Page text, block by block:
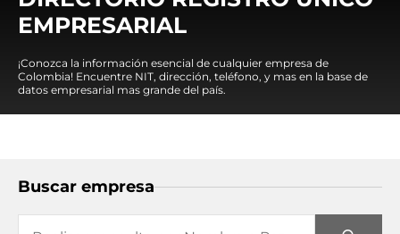
EMPRESARIAL
¡Conozca la información esencial de cualquier empresa de
Colombia! Encuentre NIT, dirección, teléfono, y mas en la base de
datos empresarial mas grande del país.
Buscar empresa